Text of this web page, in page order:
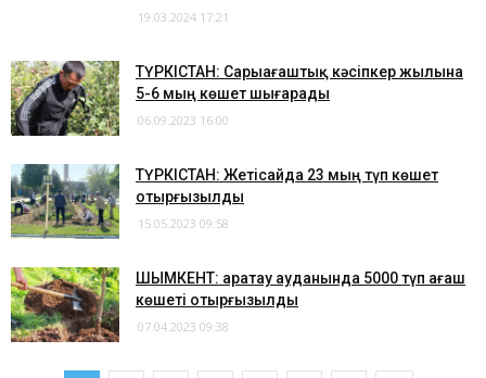
19.03.2024 17:21
ТҮРКІСТАН: Сарыағаштық кәсіпкер жылына
5-6 мың көшет шығарады
06.09.2023 16:00
ТҮРКІСТАН: Жетісайда 23 мың түп көшет
отырғызылды
15.05.2023 09:58
ШЫМКЕНТ: Қаратау ауданында 5000 түп ағаш
көшеті отырғызылды
07.04.2023 09:38